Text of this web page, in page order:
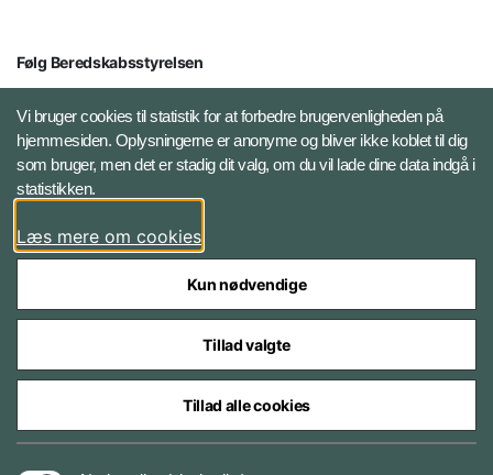
Følg Beredskabsstyrelsen
X BRSdk
LinkedIn BRS-profil
Vi bruger cookies til statistik for at forbedre brugervenligheden på
hjemmesiden. Oplysningerne er anonyme og bliver ikke koblet til dig
som bruger, men det er stadig dit valg, om du vil lade dine data indgå i
statistikken.
Læs mere om cookies
Kun nødvendige
Tillad valgte
Tillad alle cookies